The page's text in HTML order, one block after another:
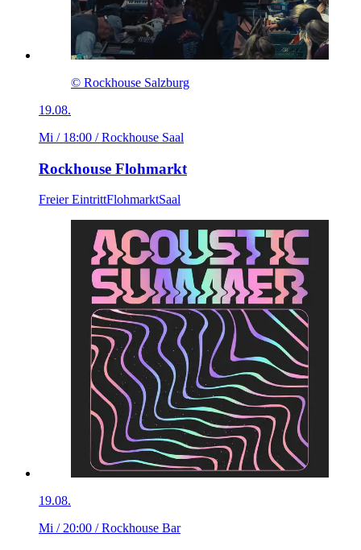
© Rockhouse Salzburg
19.08.
Mi / 18:00 / Rockhouse Saal
Rockhouse Flohmarkt
Freier EintrittFlohmarktSaal
19.08.
Mi / 20:00 / Rockhouse Bar